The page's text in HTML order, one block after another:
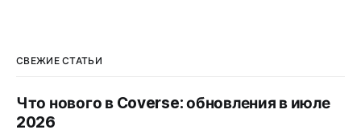
СВЕЖИЕ СТАТЬИ
Что нового в Coverse: обновления в июле
2026